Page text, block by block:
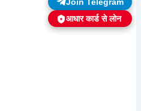
Join Telegram
आधार कार्ड से लोन